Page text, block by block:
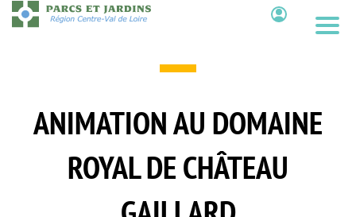
Aller
au
ANIMATION AU DOMAINE
ROYAL DE CHÂTEAU